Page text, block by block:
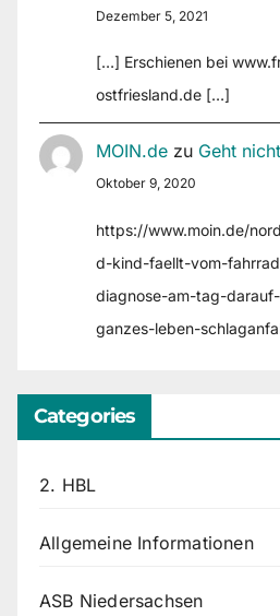
Dezember 5, 2021
[…] Erschienen bei
ostfriesland.de […]
MOIN.de zu Geht
Oktober 9, 2020
https://www.moin.de/
d-kind-faellt-vom-
diagnose-am-tag-
ganzes-leben-
Categories
2. HBL
Allgemeine Informationen
ASB Niedersachsen